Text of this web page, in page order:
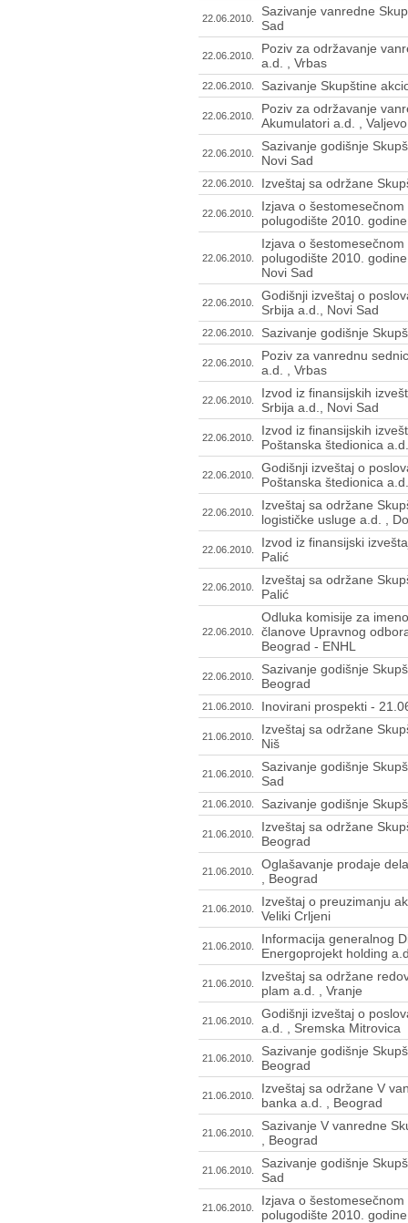
22.06.2010.
Sazivanje vanredne
Sad
22.06.2010.
Poziv za održavanje
a.d. , Vrbas
22.06.2010. Sazivanje Skupštine
22.06.2010.
Poziv za održavanje
Akumulatori a.d. , Valjevo
22.06.2010.
Sazivanje godišnje
Novi Sad
22.06.2010. Izveštaj sa održane
22.06.2010.
Izjava o
polugodište 2010.
22.06.2010.
Izjava o
polugodište 2010.
Novi Sad
22.06.2010.
Godišnji izveštaj o
Srbija a.d., Novi Sad
22.06.2010. Sazivanje godišnje
22.06.2010.
Poziv za vanrednu
a.d. , Vrbas
22.06.2010.
Izvod iz finansijskih
Srbija a.d., Novi Sad
22.06.2010.
Izvod iz finansijskih
Poštanska štedionica
22.06.2010.
Godišnji izveštaj o
Poštanska štedionica
22.06.2010.
Izveštaj sa održane
logističke usluge a.d. ,
22.06.2010.
Izvod iz finansijski
Palić
22.06.2010.
Izveštaj sa održane
Palić
22.06.2010.
Odluka komisije za
članove Upravnog
Beograd - ENHL
22.06.2010.
Sazivanje godišnje
Beograd
21.06.2010. Inovirani prospekti -
21.06.2010.
Izveštaj sa održane
Niš
21.06.2010.
Sazivanje godišnje
Sad
21.06.2010. Sazivanje godišnje
21.06.2010.
Izveštaj sa održane
Beograd
21.06.2010.
Oglašavanje prodaje
, Beograd
21.06.2010.
Izveštaj o preuzimanju
Veliki Crljeni
21.06.2010.
Informacija generalnog
Energoprojekt holding
21.06.2010.
Izveštaj sa održane
plam a.d. , Vranje
21.06.2010.
Godišnji izveštaj o
a.d. , Sremska Mitrovica
21.06.2010.
Sazivanje godišnje
Beograd
21.06.2010.
Izveštaj sa održane V
banka a.d. , Beograd
21.06.2010.
Sazivanje V vanredne
, Beograd
21.06.2010.
Sazivanje godišnje
Sad
21.06.2010.
Izjava o
polugodište 2010.